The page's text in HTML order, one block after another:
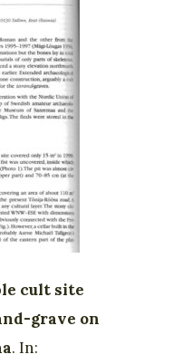
cult site
grave on
. In: